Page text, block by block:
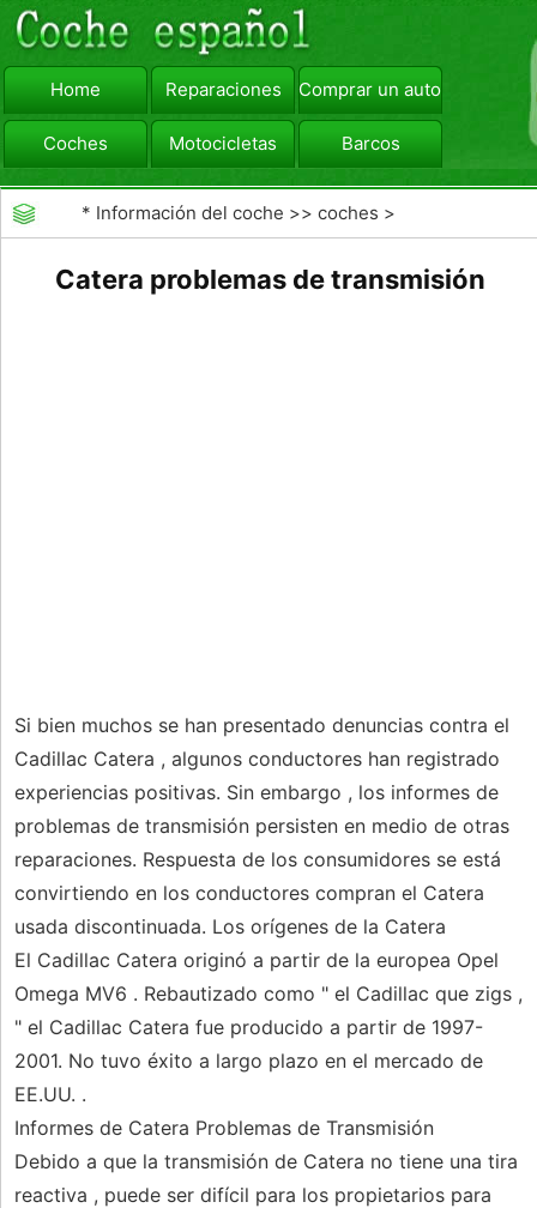
Home Reparaciones Comprar un automóvil
Coches Motocicletas Barcos
viajar Camiones
* Información del coche >>coches >
Catera problemas de transmisión
Si bien muchos se han presentado denuncias contra el
Cadillac Catera , algunos conductores han registrado
experiencias positivas. Sin embargo , los informes de
problemas de transmisión persisten en medio de otras
reparaciones. Respuesta de los consumidores se está
convirtiendo en los conductores compran el Catera
usada discontinuada. Los orígenes de la Catera
El Cadillac Catera originó a partir de la europea Opel
Omega MV6 . Rebautizado como " el Cadillac que zigs ,
" el Cadillac Catera fue producido a partir de 1997-
2001. No tuvo éxito a largo plazo en el mercado de
EE.UU. .
Informes de Catera Problemas de Transmisión
Debido a que la transmisión de Catera no tiene una tira
reactiva , puede ser difícil para los propietarios para